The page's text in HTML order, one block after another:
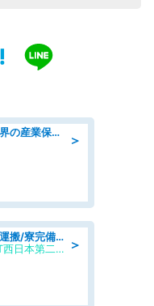
＞
「土日祝休み」ヘルスケア業界の産業保健師/高時給/未経験OK/要資格:保健師、正看護師
＞
自動車製品の機械加工・部品運搬/寮完備/日払い/工場・製造
UTエージェント株式会社AGT西日本第二CU